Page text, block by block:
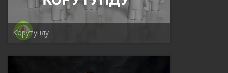
Корутунду